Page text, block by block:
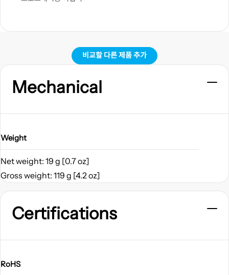
비교할 다른 제품 추가
Mechanical
Weight
Net weight: 19 g [0.7 oz]
Gross weight: 119 g [4.2 oz]
Certifications
RoHS